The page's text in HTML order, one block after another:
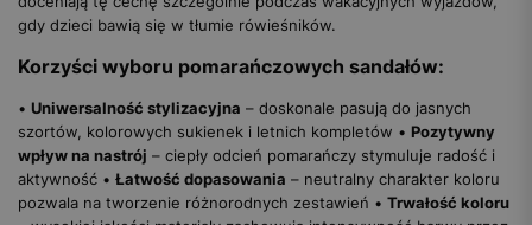
gdy dzieci bawią się w tłumie rówieśników.
Korzyści wyboru pomarańczowych sandałów:
• Uniwersalność stylizacyjna – doskonale pasują do jasnych
szortów, kolorowych sukienek i letnich kompletów • Pozytywny
wpływ na nastrój – ciepły odcień pomarańczy stymuluje radość i
aktywność • Łatwość dopasowania – neutralny charakter koloru
pozwala na tworzenie różnorodnych zestawień • Trwałość koloru